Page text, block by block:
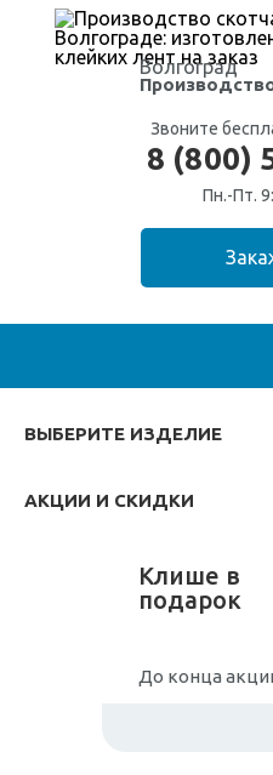
Волгоград
Звоните
8 (800)
Пн.-Пт.
ВЫБЕРИТЕ ИЗДЕЛИЕ
АКЦИИ И СКИДКИ
Клише в
подарок
До конца